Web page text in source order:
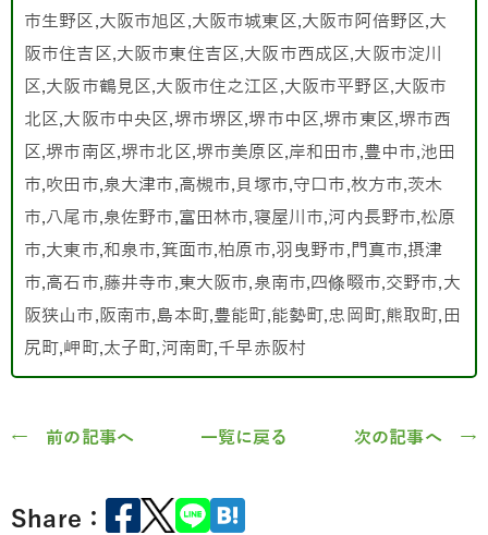
市生野区,大阪市旭区,大阪市城東区,大阪市阿倍野区,大
阪市住吉区,大阪市東住吉区,大阪市西成区,大阪市淀川
区,大阪市鶴見区,大阪市住之江区,大阪市平野区,大阪市
北区,大阪市中央区,堺市堺区,堺市中区,堺市東区,堺市西
区,堺市南区,堺市北区,堺市美原区,岸和田市,豊中市,池田
市,吹田市,泉大津市,高槻市,貝塚市,守口市,枚方市,茨木
市,八尾市,泉佐野市,富田林市,寝屋川市,河内長野市,松原
市,大東市,和泉市,箕面市,柏原市,羽曳野市,門真市,摂津
市,高石市,藤井寺市,東大阪市,泉南市,四條畷市,交野市,大
阪狭山市,阪南市,島本町,豊能町,能勢町,忠岡町,熊取町,田
尻町,岬町,太子町,河南町,千早赤阪村
← 前の記事へ 一覧に戻る 次の記事へ →
Share：